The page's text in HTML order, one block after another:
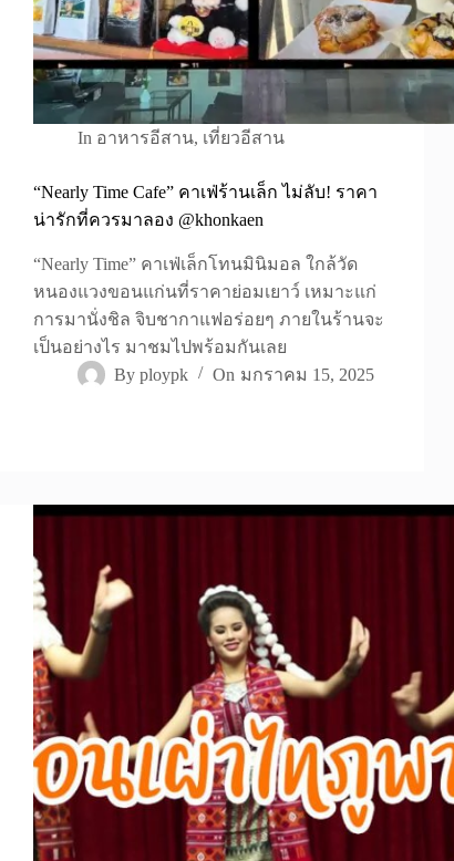
In อาหารอีสาน, เที่ยวอีสาน
“Nearly Time Cafe” คาเฟ่ร้านเล็ก ไม่ลับ! ราคา
น่ารักที่ควรมาลอง @khonkaen
“Nearly Time” คาเฟ่เล็กโทนมินิมอล ใกล้วัด
หนองแวงขอนแก่นที่ราคาย่อมเยาว์ เหมาะแก่
การมานั่งชิล จิบชากาแฟอร่อยๆ ภายในร้านจะ
เป็นอย่างไร มาชมไปพร้อมกันเลย
By ploypk On มกราคม 15, 2025